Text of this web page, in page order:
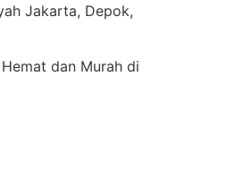
Jakarta, Depok,
dan Murah di